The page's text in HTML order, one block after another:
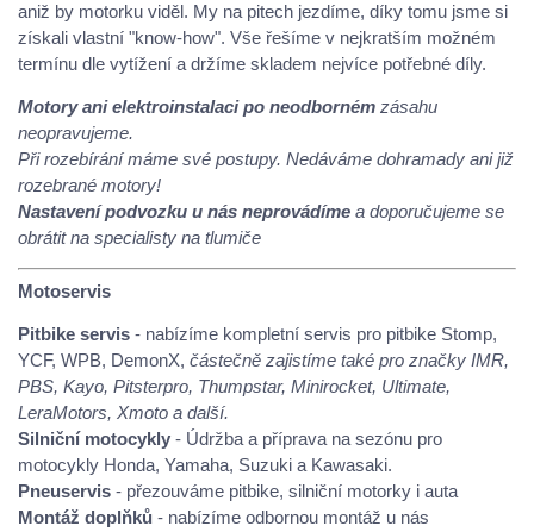
aniž by motorku viděl. My na pitech jezdíme, díky tomu jsme si
získali vlastní "know-how". Vše řešíme v nejkratším možném
termínu dle vytížení a držíme skladem nejvíce potřebné díly.
Motory ani elektroinstalaci po neodborném zásahu
neopravujeme.
Při rozebírání máme své postupy. Nedáváme dohramady ani již
rozebrané motory!
Nastavení podvozku u nás neprovádíme a doporučujeme se
obrátit na specialisty na tlumiče
Motoservis
Pitbike servis - nabízíme kompletní servis pro pitbike Stomp,
YCF, WPB, DemonX, částečně zajistíme také pro značky IMR,
PBS, Kayo, Pitsterpro, Thumpstar, Minirocket, Ultimate,
LeraMotors, Xmoto a další.
Silniční motocykly - Údržba a příprava na sezónu pro
motocykly Honda, Yamaha, Suzuki a Kawasaki.
Pneuservis - přezouváme pitbike, silniční motorky i auta
Montáž doplňků - nabízíme odbornou montáž u nás